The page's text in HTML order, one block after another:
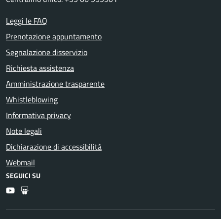
Leggi le FAQ
Prenotazione appuntamento
Segnalazione disservizio
Richiesta assistenza
Amministrazione trasparente
Whistleblowing
Informativa privacy
Note legali
Dichiarazione di accessibilità
Webmail
SEGUICI SU
YoutubeSlideshare